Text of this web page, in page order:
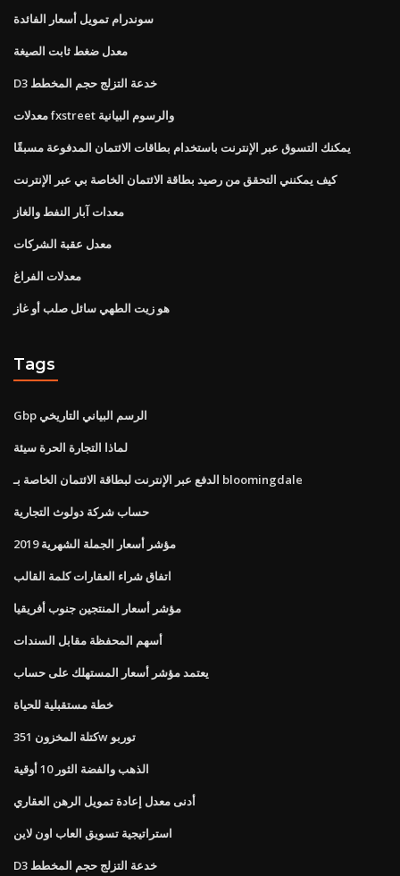
سوندرام تمويل أسعار الفائدة
معدل ضغط ثابت الصيغة
D3 خدعة التزلج حجم المخطط
معدلات fxstreet والرسوم البيانية
يمكنك التسوق عبر الإنترنت باستخدام بطاقات الائتمان المدفوعة مسبقًا
كيف يمكنني التحقق من رصيد بطاقة الائتمان الخاصة بي عبر الإنترنت
معدات آبار النفط والغاز
معدل عقبة الشركات
معدلات الفراغ
هو زيت الطهي سائل صلب أو غاز
Tags
Gbp الرسم البياني التاريخي
لماذا التجارة الحرة سيئة
الدفع عبر الإنترنت لبطاقة الائتمان الخاصة بـ bloomingdale
حساب شركة دولوث التجارية
مؤشر أسعار الجملة الشهرية 2019
اتفاق شراء العقارات كلمة القالب
مؤشر أسعار المنتجين جنوب أفريقيا
أسهم المحفظة مقابل السندات
يعتمد مؤشر أسعار المستهلك على حساب
خطة مستقبلية للحياة
كتلة المخزون 351w توربو
الذهب والفضة الثور 10 أوقية
أدنى معدل إعادة تمويل الرهن العقاري
استراتيجية تسويق العاب اون لاين
D3 خدعة التزلج حجم المخطط